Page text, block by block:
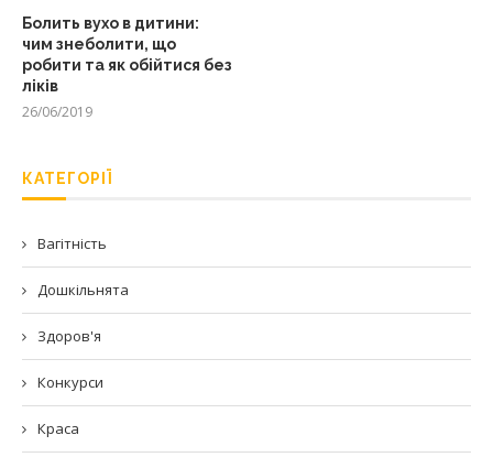
Болить вухо в дитини:
чим знеболити, що
робити та як обійтися без
ліків
26/06/2019
КАТЕГОРІЇ
Вагітність
Дошкільнята
Здоров'я
Конкурси
Краса